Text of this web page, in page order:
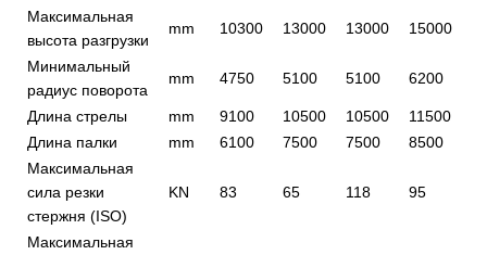
Максимальная
высота разгрузки
mm 10300 13000 13000 15000
Минимальный
радиус поворота
mm 4750 5100 5100 6200
Длина стрелы mm 9100 10500 10500 11500
Длина палки
mm 6100 7500 7500 8500
Максимальная
сила резки
стержня (ISO)
KN 83 65 118 95
Максимальная